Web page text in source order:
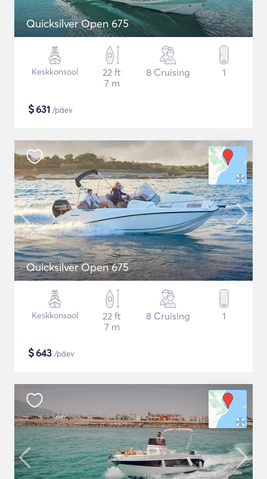
Quicksilver Open 675
Keskkonsool
22 ft
7 m
8 Cruising 1
$631 /päev
Quicksilver Open 675
Keskkonsool
22 ft
7 m
8 Cruising 1
$643 /päev